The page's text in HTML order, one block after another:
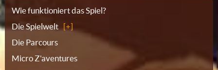
Sitemap
Wie funktioniert das Spiel?
Die Spielwelt
Die Parcours
Micro Z'aventures